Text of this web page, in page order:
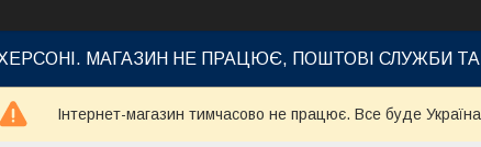
МАГАЗИН НЕ ПРАЦЮЄ, ПОШТОВІ СЛУЖБИ
Інтернет-магазин тимчасово не працює. Все буде